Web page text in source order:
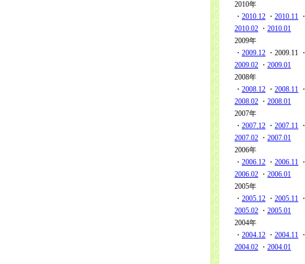
2010年
・ 2010.12 ・ 2010.11 ・
2010.02 ・ 2010.01
2009年
・ 2009.12 ・2009.11 ・
2009.02 ・ 2009.01
2008年
・ 2008.12 ・ 2008.11 ・
2008.02 ・ 2008.01
2007年
・ 2007.12 ・ 2007.11 ・
2007.02 ・ 2007.01
2006年
・ 2006.12 ・ 2006.11 ・
2006.02 ・ 2006.01
2005年
・ 2005.12 ・ 2005.11 ・
2005.02 ・ 2005.01
2004年
・ 2004.12 ・ 2004.11 ・
2004.02 ・ 2004.01